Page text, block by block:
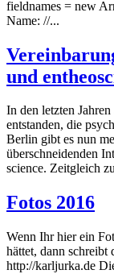
fieldnames = new
Name: //...
und
In den letzten
entstanden, die
Berlin gibt es nun
überschneidenden
science. Zeitgleich
Fotos 2016
Wenn Ihr hier ein
hättet, dann
http://karljurka.de